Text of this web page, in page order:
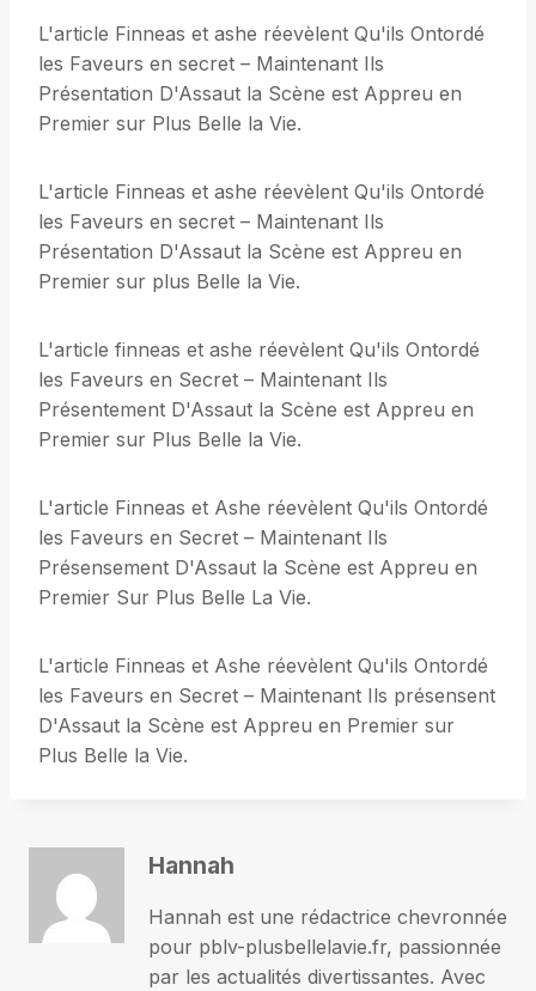
L'article Finneas et ashe réevèlent Qu'ils Ontordé
les Faveurs en secret – Maintenant Ils
Présentation D'Assaut la Scène est Appreu en
Premier sur Plus Belle la Vie.
L'article Finneas et ashe réevèlent Qu'ils Ontordé
les Faveurs en secret – Maintenant Ils
Présentation D'Assaut la Scène est Appreu en
Premier sur plus Belle la Vie.
L'article finneas et ashe réevèlent Qu'ils Ontordé
les Faveurs en Secret – Maintenant Ils
Présentement D'Assaut la Scène est Appreu en
Premier sur Plus Belle la Vie.
L'article Finneas et Ashe réevèlent Qu'ils Ontordé
les Faveurs en Secret – Maintenant Ils
Présensement D'Assaut la Scène est Appreu en
Premier Sur Plus Belle La Vie.
L'article Finneas et Ashe réevèlent Qu'ils Ontordé
les Faveurs en Secret – Maintenant Ils présensent
D'Assaut la Scène est Appreu en Premier sur
Plus Belle la Vie.
Hannah
Hannah est une rédactrice chevronnée
pour pblv-plusbellelavie.fr, passionnée
par les actualités divertissantes. Avec